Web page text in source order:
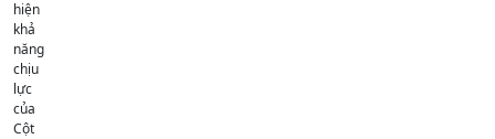
hiện
khả
năng
chịu
lực
của
Cột